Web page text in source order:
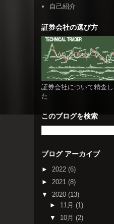
自己紹介
証券会社の選び方
証券会社について精査
た
このブログを検索
ブログ アーカイブ
► 2022 (6)
► 2021 (8)
▼ 2020 (13)
► 11月 (1)
▼ 10月 (2)